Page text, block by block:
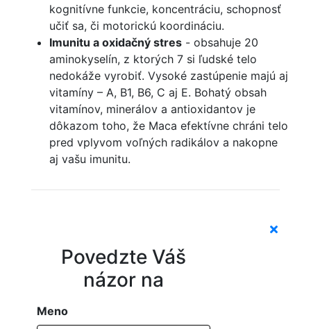
kognitívne funkcie, koncentráciu, schopnosť
učiť sa, či motorickú koordináciu.
Imunitu a oxidačný stres - obsahuje 20
aminokyselín, z ktorých 7 si ľudské telo
nedokáže vyrobiť. Vysoké zastúpenie majú aj
vitamíny – A, B1, B6, C aj E. Bohatý obsah
vitamínov, minerálov a antioxidantov je
dôkazom toho, že Maca efektívne chráni telo
pred vplyvom voľných radikálov a nakopne
aj vašu imunitu.
Povedzte Váš
názor na
Meno